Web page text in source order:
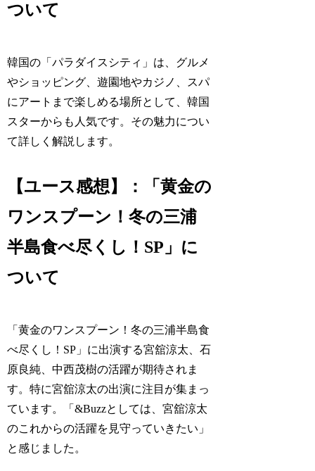
ついて
韓国の「パラダイスシティ」は、グルメ
やショッピング、遊園地やカジノ、スパ
にアートまで楽しめる場所として、韓国
スターからも人気です。その魅力につい
て詳しく解説します。
【ユース感想】：「黄金の
ワンスプーン！冬の三浦
半島食べ尽くし！SP」に
ついて
「黄金のワンスプーン！冬の三浦半島食
べ尽くし！SP」に出演する宮舘涼太、石
原良純、中西茂樹の活躍が期待されま
す。特に宮舘涼太の出演に注目が集まっ
ています。「&Buzzとしては、宮舘涼太
のこれからの活躍を見守っていきたい」
と感じました。